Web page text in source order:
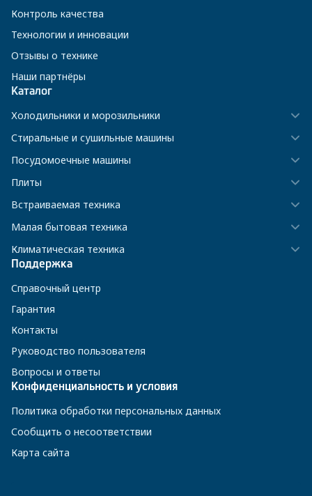
Контроль качества
Технологии и инновации
Отзывы о технике
Наши партнёры
Каталог
Холодильники и морозильники
Стиральные и сушильные машины
Посудомоечные машины
Плиты
Встраиваемая техника
Малая бытовая техника
Климатическая техника
Поддержка
Справочный центр
Гарантия
Контакты
Руководство пользователя
Вопросы и ответы
Конфиденциальность и условия
Политика обработки персональных данных
Сообщить о несоответствии
Карта сайта